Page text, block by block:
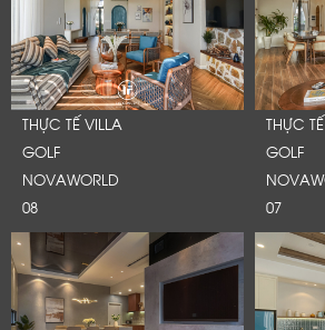
THỰC TẾ VILLA
GOLF
NOVAWORLD
08
THỰC
GOLF
07